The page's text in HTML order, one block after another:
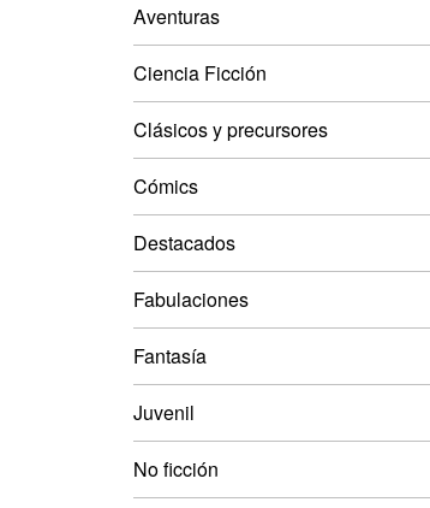
Aventuras
Ciencia Ficción
Clásicos y precursores
Cómics
Destacados
Fabulaciones
Fantasía
Juvenil
No ficción